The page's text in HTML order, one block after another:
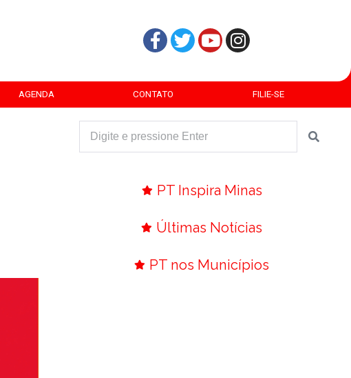
AGENDA CONTATO FILIE-SE
PT Inspira Minas
Últimas Notícias
PT nos Municípios